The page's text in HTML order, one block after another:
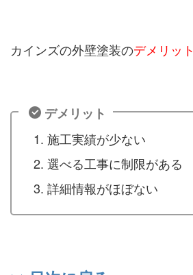
カインズの外壁塗装のデメリット
デメリット
施工実績が少ない
選べる工事に制限がある
詳細情報がほぼない